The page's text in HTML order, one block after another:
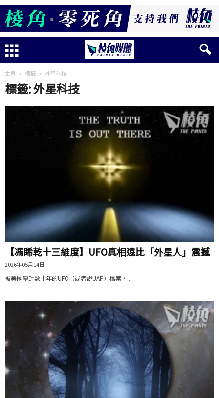
主頁 標籤 外星科技
標籤: 外星科技
【馮睎乾十三維度】UFO真相遠比「外星人」震撼
2026年05月14日
被美國塵封數十年的UFO（或者說UAP）檔案，...